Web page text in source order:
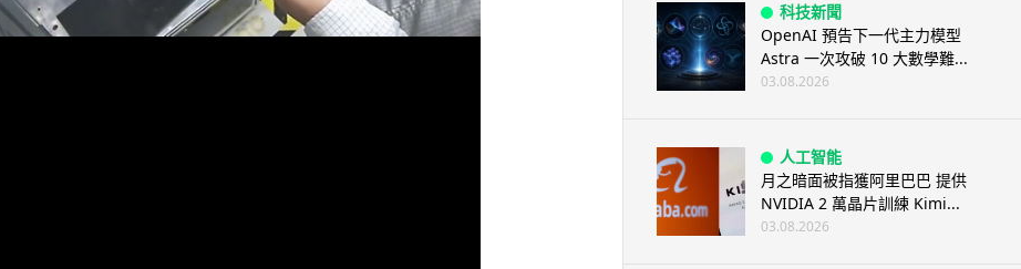
科技新聞
OpenAI 預告下一代主力模型
Astra 一次攻破 10 大數學難...
03.08.2026
人工智能
月之暗面被指獲阿里巴巴 提供
NVIDIA 2 萬晶片訓練 Kimi...
03.08.2026